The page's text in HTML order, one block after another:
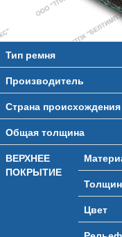
Тип ремня
Производитель
Страна происхождения
Общая толщина
ВЕРХНЕЕ
ПОКРЫТИЕ
Цвет